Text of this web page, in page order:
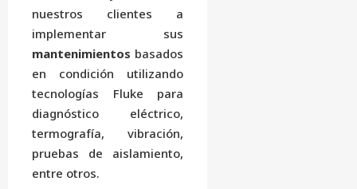
nuestros clientes a
implementar sus
mantenimientos basados
en condición utilizando
tecnologías Fluke para
diagnóstico eléctrico,
termografía, vibración,
pruebas de aislamiento,
entre otros.